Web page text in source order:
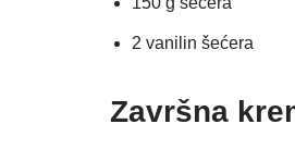
2 vanilin šećera
Završna